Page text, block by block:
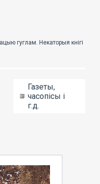
Газеты,
часопісы і
г.д.